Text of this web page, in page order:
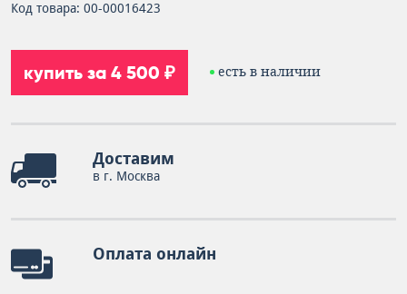
Код товара: 00-00016423
купить за 4 500 ₽ есть в наличии
Доставим
в г. Москва
Оплата онлайн